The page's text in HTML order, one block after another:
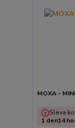
MOXA -
Sleva
1 den14